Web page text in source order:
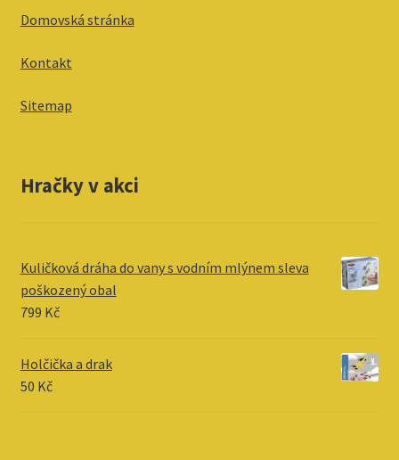
Domovská stránka
Kontakt
Sitemap
Hračky v akci
Kuličková dráha do vany s vodním mlýnem sleva
poškozený obal
799 Kč
Holčička a drak
50 Kč